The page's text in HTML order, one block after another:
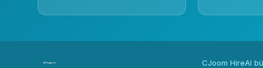
CJoom HireAI